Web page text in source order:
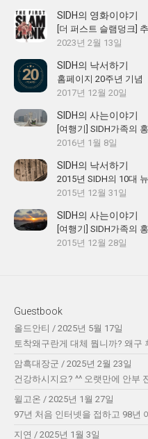
SIDH의 영화이야기
[더 퍼스트 슬램덩크]
2023년 2월 13일
SIDH의 낙서하기
홈페이지 20주년 기념
2017년 12월 20일
SIDH의 사는이야기
[여행기] SIDH가족의
2016년 1월 8일
SIDH의 낙서하기
2015년 SIDH의 10대
2015년 12월 31일
SIDH의 사는이야기
[여행기] SIDH가족의
2015년 12월 28일
Guestbook
올드안티 / 2025년 5월 17일
토착왜구란게 대체 뭡니까? 왜구
암흑대장군 / 2025년 2월 23일
건강하시지요? ^^ 오랫만에 안부
윌고온 / 2025년 1월 27일
97년 처음 인터넷을 접하고 98년
지연 / 2025년 1월 3일